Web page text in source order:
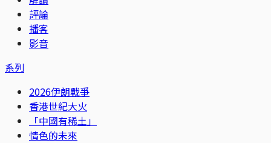
評論
播客
影音
系列
2026伊朗戰爭
香港世紀大火
「中國有稀土」
情色的未來